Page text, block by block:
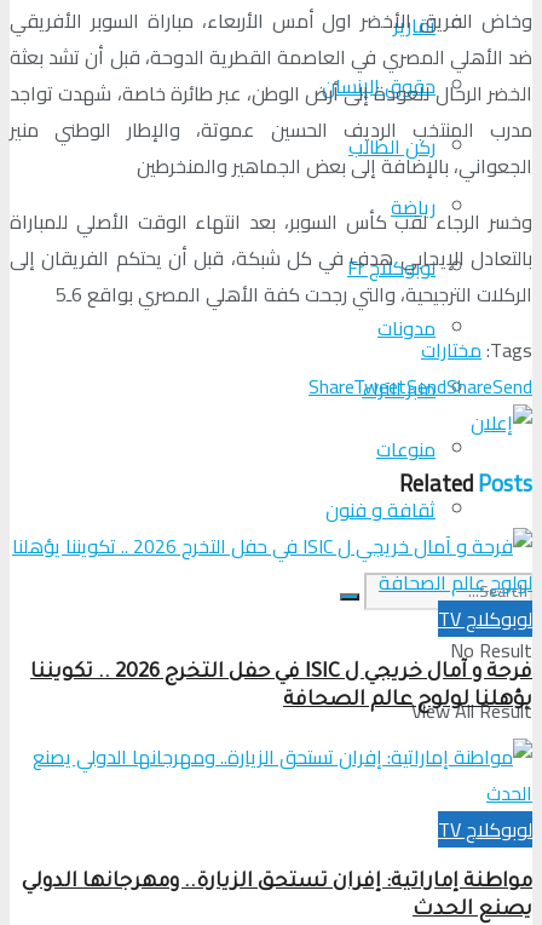
تقارير
حقوق الإنسان
ركن الطالب
رياضة
لوبوكلاج Fr
مدونات
منبر الآراء
منوعات
ثقافة و فنون
No Result
View All Result
وخاض الفريق الأخضر اول أمس الأربعاء، مباراة السوبر الأفريقي
ضد الأهلي المصري في العاصمة القطرية الدوحة، قبل أن تشد بعثة
الخضر الرحال للعودة إلى أرض الوطن، عبر طائرة خاصة، شهدت تواجد
مدرب المنتخب الرديف الحسين عموتة، والإطار الوطني منير
الجعواني، بالإضافة إلى بعض الجماهير والمنخرطين
وخسر الرجاء لقب كأس السوبر، بعد انتهاء الوقت الأصلي للمباراة
بالتعادل الإيجابي هدف في كل شبكة، قبل أن يحتكم الفريقان إلى
الركلات الترجيحية، والتي رجحت كفة الأهلي المصري بواقع 6ـ5
Tags: مختارات
ShareTweetSendShareSend
RelatedPosts
لوبوكلاج TV
فرحة و آمال خريجي ل ISIC في حفل التخرج 2026 .. تكويننا
يؤهلنا لولوج عالم الصحافة
لوبوكلاج TV
مواطنة إماراتية: إفران تستحق الزيارة.. ومهرجانها الدولي
يصنع الحدث